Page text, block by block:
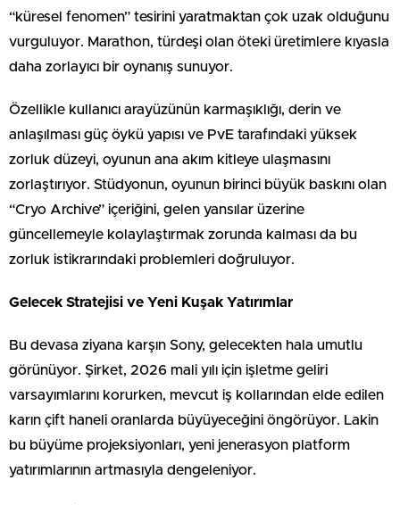
“küresel fenomen” tesirini yaratmaktan çok uzak olduğunu
vurguluyor. Marathon, türdeşi olan öteki üretimlere kıyasla
daha zorlayıcı bir oynanış sunuyor.
Özellikle kullanıcı arayüzünün karmaşıklığı, derin ve
anlaşılması güç öykü yapısı ve PvE tarafındaki yüksek
zorluk düzeyi, oyunun ana akım kitleye ulaşmasını
zorlaştırıyor. Stüdyonun, oyunun birinci büyük baskını olan
“Cryo Archive” içeriğini, gelen yansılar üzerine
güncellemeyle kolaylaştırmak zorunda kalması da bu
zorluk istikrarındaki problemleri doğruluyor.
Gelecek Stratejisi ve Yeni Kuşak Yatırımlar
Bu devasa ziyana karşın Sony, gelecekten hala umutlu
görünüyor. Şirket, 2026 mali yılı için işletme geliri
varsayımlarını korurken, mevcut iş kollarından elde edilen
karın çift haneli oranlarda büyüyeceğini öngörüyor. Lakin
bu büyüme projeksiyonları, yeni jenerasyon platform
yatırımlarının artmasıyla dengeleniyor.